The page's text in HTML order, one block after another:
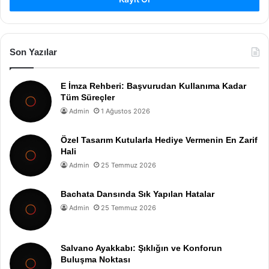
Son Yazılar
E İmza Rehberi: Başvurudan Kullanıma Kadar
Tüm Süreçler
Admin 1 Ağustos 2026
Özel Tasarım Kutularla Hediye Vermenin En Zarif
Hali
Admin 25 Temmuz 2026
Bachata Dansında Sık Yapılan Hatalar
Admin 25 Temmuz 2026
Salvano Ayakkabı: Şıklığın ve Konforun
Buluşma Noktası